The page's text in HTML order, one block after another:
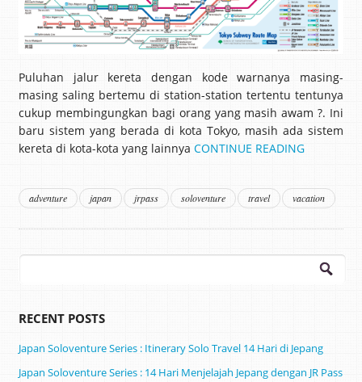
Puluhan jalur kereta dengan kode warnanya masing-
masing saling bertemu di station-station tertentu tentunya
cukup membingungkan bagi orang yang masih awam ?. Ini
baru sistem yang berada di kota Tokyo, masih ada sistem
kereta di kota-kota yang lainnya CONTINUE READING
adventure japan jrpass soloventure travel vacation
Search
RECENT POSTS
Japan Soloventure Series : Itinerary Solo Travel 14 Hari di Jepang ​
Japan Soloventure Series : 14 Hari Menjelajah Jepang dengan JR Pass